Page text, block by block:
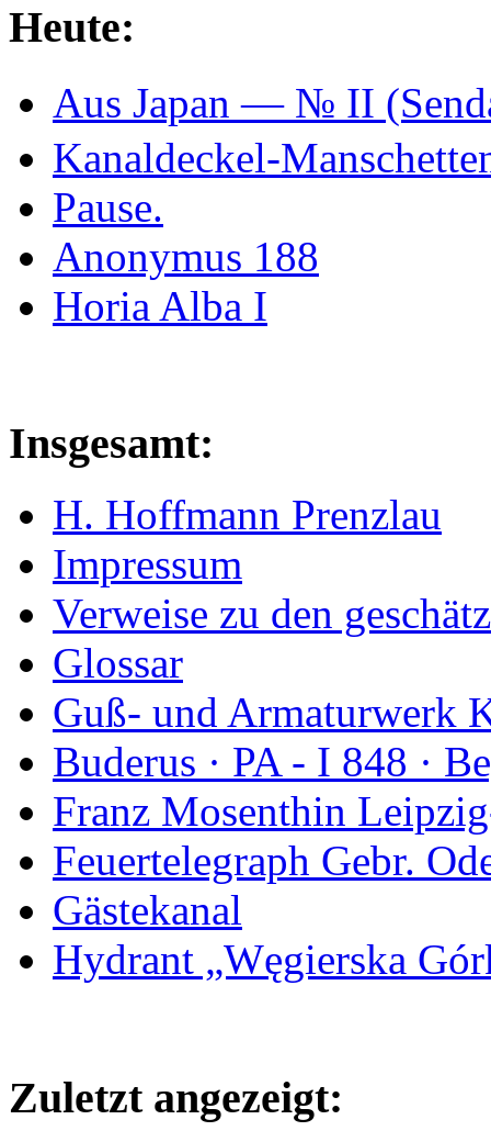
Heute:
Aus Japan — № II
Kanaldeckel-
Pause.
Anonymus 188
Horia Alba I
Insgesamt:
H. Hoffmann Prenzlau
Impressum
Verweise zu den
Glossar
Guß- und Armaturwerk
Buderus · PA - I 848 ·
Franz Mosenthin
Feuertelegraph Gebr.
Gästekanal
Hydrant „Węgierska
Zuletzt angezeigt: